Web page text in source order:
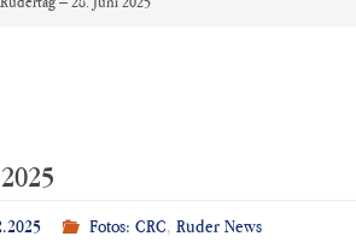
Fotos: CRC,Ruder News